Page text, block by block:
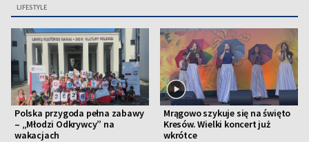
LIFESTYLE
Polska przygoda pełna zabawy
– „Młodzi Odkrywcy” na
wakacjach
Mrągowo szykuje się na święto
Kresów. Wielki koncert już
wkrótce